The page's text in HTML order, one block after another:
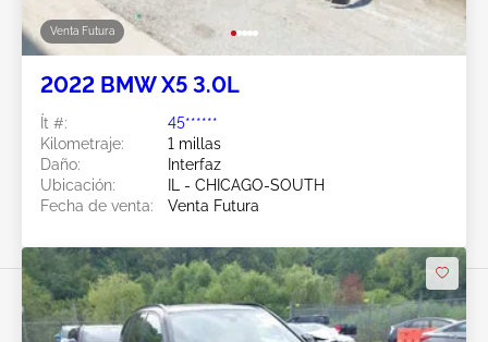
Venta Futura
2022 BMW X5 3.0L
Ít #:
45******
Kilometraje:
1 millas
Daño:
Interfaz
Ubicación:
IL - CHICAGO-SOUTH
Fecha de venta:
Venta Futura